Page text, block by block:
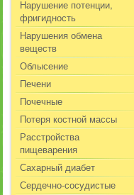
Нарушение потенции,
фригидность
Нарушения обмена
веществ
Облысение
Печени
Почечные
Потеря костной массы
Расстройства
пищеварения
Сахарный диабет
Сердечно-сосудистые